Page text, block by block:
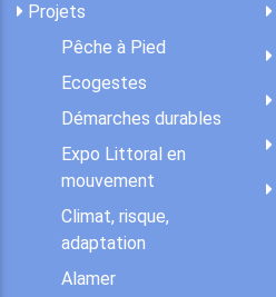
Projets
Pêche à Pied
Ecogestes
Démarches durables
Expo Littoral en
mouvement
Climat, risque,
adaptation
Alamer